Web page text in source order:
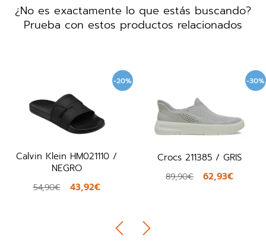
¿No es exactamente lo que estás buscando?
Prueba con estos productos relacionados
-20%
Calvin Klein HM021110 /
NEGRO
54,90€ 43,92€
-30%
Crocs 211385 / GRIS
89,90€ 62,93€